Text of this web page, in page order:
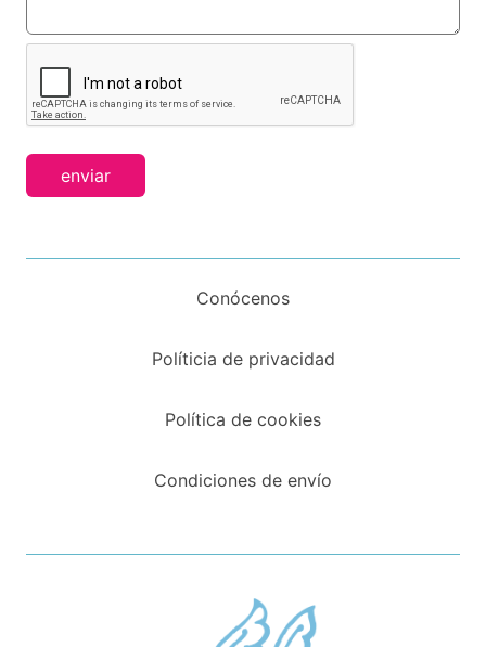
enviar
Conócenos
Políticia de privacidad
Política de cookies
Condiciones de envío